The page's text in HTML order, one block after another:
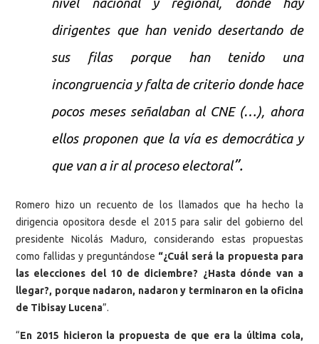
nivel nacional y regional, donde hay
dirigentes que han venido desertando de
sus filas porque han tenido una
incongruencia y falta de criterio donde hace
pocos meses señalaban al CNE (…), ahora
ellos proponen que la vía es democrática y
que van a ir al proceso electoral”.
Romero hizo un recuento de los llamados que ha hecho la
dirigencia opositora desde el 2015 para salir del gobierno del
presidente Nicolás Maduro, considerando estas propuestas
como fallidas y preguntándose “¿Cuál será la propuesta para
las elecciones del 10 de diciembre? ¿Hasta dónde van a
llegar?, porque nadaron, nadaron y terminaron en la oficina
de Tibisay Lucena”.
“En 2015 hicieron la propuesta de que era la última cola,